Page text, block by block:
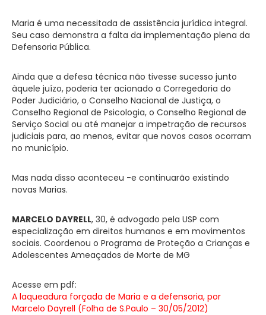
Maria é uma necessitada de assistência jurídica integral.
Seu caso demonstra a falta da implementação plena da
Defensoria Pública.
Ainda que a defesa técnica não tivesse sucesso junto
àquele juízo, poderia ter acionado a Corregedoria do
Poder Judiciário, o Conselho Nacional de Justiça, o
Conselho Regional de Psicologia, o Conselho Regional de
Serviço Social ou até manejar a impetração de recursos
judiciais para, ao menos, evitar que novos casos ocorram
no município.
Mas nada disso aconteceu -e continuarão existindo
novas Marias.
MARCELO DAYRELL, 30, é advogado pela USP com
especialização em direitos humanos e em movimentos
sociais. Coordenou o Programa de Proteção a Crianças e
Adolescentes Ameaçados de Morte de MG
Acesse em pdf:
A laqueadura forçada de Maria e a defensoria, por
Marcelo Dayrell (Folha de S.Paulo – 30/05/2012)